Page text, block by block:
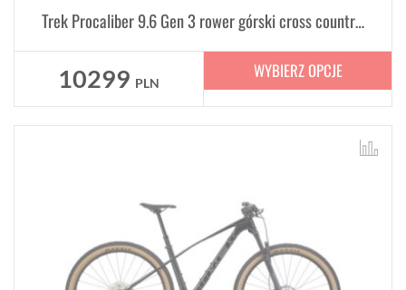
Trek Procaliber 9.6 Gen 3 rower górski cross country hardtail
10299 PLN
WYBIERZ OPCJE